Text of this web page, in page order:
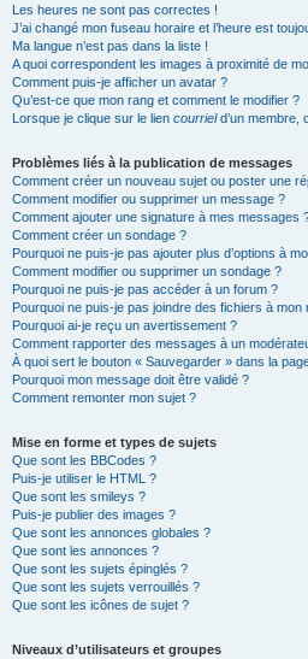
Les heures ne sont pas correctes !
J’ai changé mon fuseau horaire et l’heure est
Ma langue n’est pas dans la liste !
A quoi correspondent les images à proximité de
Comment puis-je afficher un avatar ?
Qu’est-ce que mon rang et comment le modifier ?
Lorsque je clique sur le lien courrield’un membre,
Problèmes liés à la publication de messages
Comment créer un nouveau sujet ou poster une
Comment modifier ou supprimer un message ?
Comment ajouter une signature à mes messages
Comment créer un sondage ?
Pourquoi ne puis-je pas ajouter plus d’options à
Comment modifier ou supprimer un sondage ?
Pourquoi ne puis-je pas accéder à un forum ?
Pourquoi ne puis-je pas joindre des fichiers à mon
Pourquoi ai-je reçu un avertissement ?
Comment rapporter des messages à un
À quoi sert le bouton « Sauvegarder » dans la
Pourquoi mon message doit être validé ?
Comment remonter mon sujet ?
Mise en forme et types de sujets
Que sont les BBCodes ?
Puis-je utiliser le HTML ?
Que sont les smileys ?
Puis-je publier des images ?
Que sont les annonces globales ?
Que sont les annonces ?
Que sont les sujets épinglés ?
Que sont les sujets verrouillés ?
Que sont les icônes de sujet ?
Niveaux d’utilisateurs et groupes